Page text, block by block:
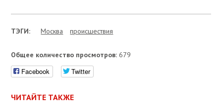
ТЭГИ: Москва проиcшествия
Общее количество просмотров: 679
Facebook Twitter
ЧИТАЙТЕ ТАКЖЕ